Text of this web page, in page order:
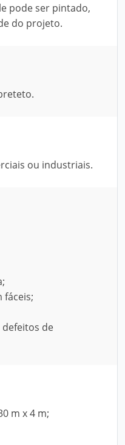
pode ser pintado,
do projeto.
ou industriais.
fáceis;
de
m x 4 m;